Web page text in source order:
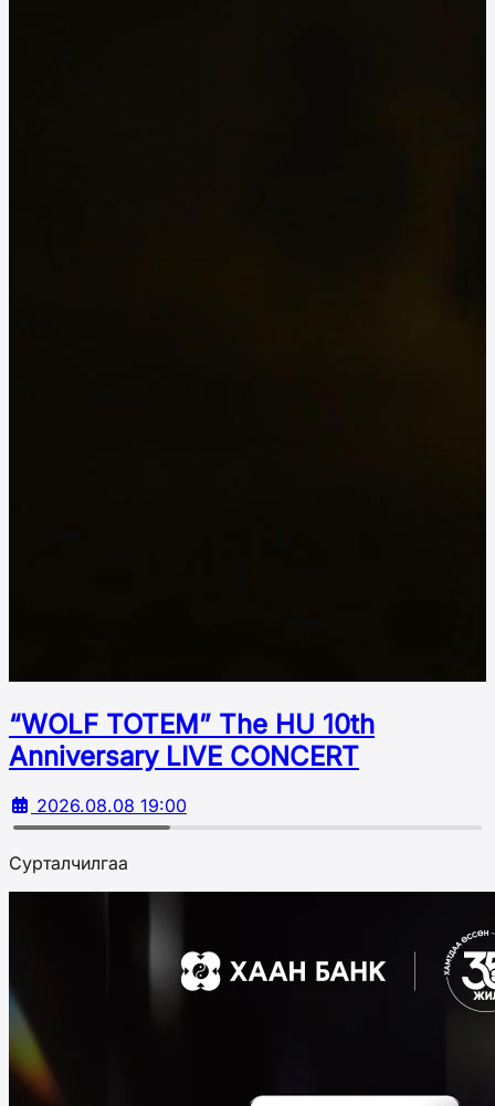
“WOLF TOTEM” The HU 10th
Аnniversary LIVE CONCERT
2026.08.08 19:00
Сурталчилгаа